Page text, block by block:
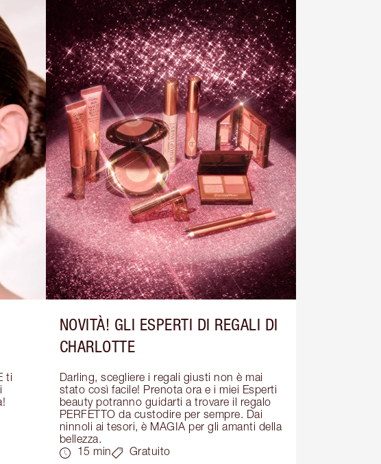
ti
NOVITÀ! GLI ESPERTI DI REGALI DI
CHARLOTTE
Darling, scegliere i regali giusti non è mai
stato così facile! Prenota ora e i miei Esperti
beauty potranno guidarti a trovare il regalo
PERFETTO da custodire per sempre. Dai
ninnoli ai tesori, è MAGIA per gli amanti della
bellezza.
15 min
Gratuito